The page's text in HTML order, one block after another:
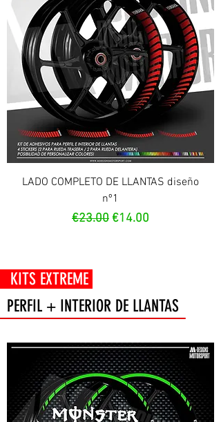
LADO COMPLETO DE LLANTAS diseño
nº1
Regular Price
€23.00Sale Price
€14.00
PERFIL + INTERIOR DE LLANTAS